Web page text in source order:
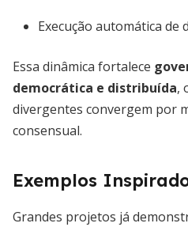
Execução automática de
Essa dinâmica fortalece
democrática e distribuída,
divergentes convergem por
consensual.
Exemplos
Grandes projetos já